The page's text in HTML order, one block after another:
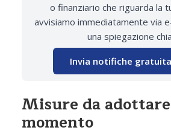
o finanziario che riguarda la
avvisiamo immediatamente via
una spiegazione
Invia notifiche
Misure da
momento